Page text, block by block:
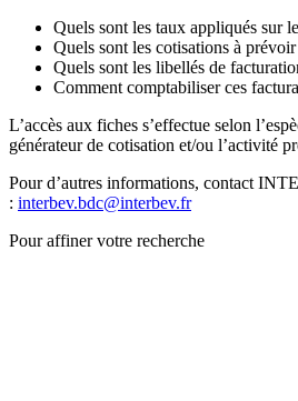
Quels sont les taux appliqués sur
Quels sont les cotisations à
Quels sont les libellés de
Comment comptabiliser ces
L’accès aux fiches s’effectue selon
générateur de cotisation et/ou l’activité
Pour d’autres informations, contact
: interbev.bdc@interbev.fr
Pour affiner votre recherche